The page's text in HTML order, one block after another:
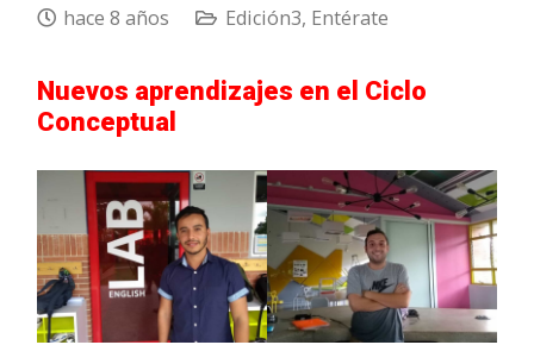
hace 8 años Edición3, Entérate
Nuevos aprendizajes en el Ciclo
Conceptual